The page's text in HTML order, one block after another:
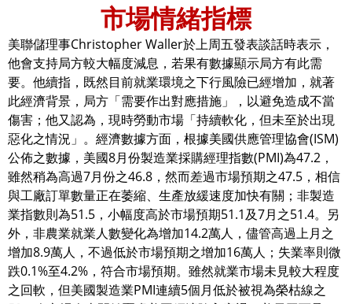
市場情緒指標
美聯儲理事Christopher Waller於上周五發表談話時表示，
他會支持局方較大幅度減息，若果有數據顯示局方有此需
要。他續指，既然目前就業環境之下行風險已經增加，就著
此經濟背景，局方「需要作出對應措施」，以避免造成不當
傷害；他又認為，現時勞動市場「持續軟化，但未至於出現
惡化之情況」。經濟數據方面，根據美國供應管理協會(ISM)
公佈之數據，美國8月份製造業採購經理指數(PMI)為47.2，
雖然稍為高過7月份之46.8，然而差過市場預期之47.5，相信
與工廠訂單數量正在萎縮、生產放緩速度加快有關；非製造
業指數則為51.5，小幅度高於市場預期51.1及7月之51.4。另
外，非農業就業人數變化為增加14.2萬人，儘管高過上月之
增加8.9萬人，不過低於市場預期之增加16萬人；失業率則微
跌0.1%至4.2%，符合市場預期。雖然就業市場未見較大程度
之回軟，但美國製造業PMI連續5個月低於被視為榮枯線之